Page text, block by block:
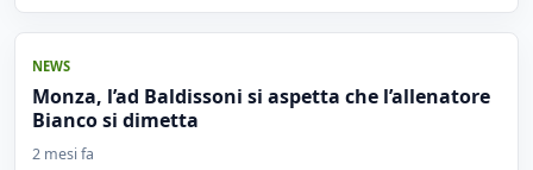
NEWS
Monza, l’ad Baldissoni si aspetta che l’allenatore
Bianco si dimetta
2 mesi fa